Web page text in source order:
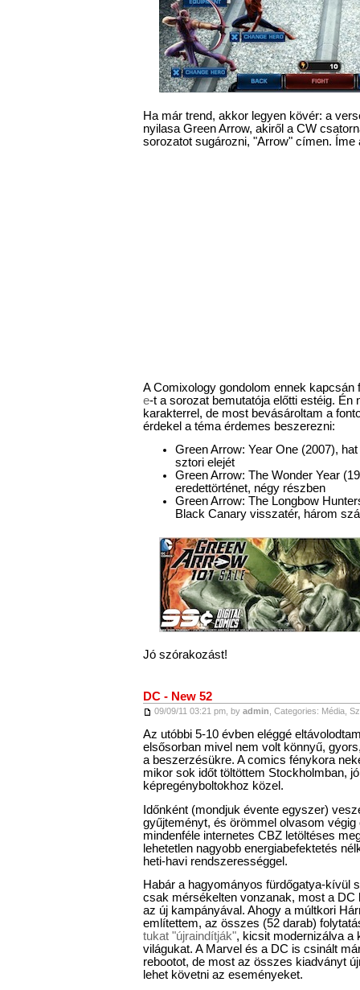
Ha már trend, akkor legyen kövér: a
nyilasa Green Arrow, akiről a CW
sorozatot sugározni, "Arrow" címen. Íme
A Comixology gondolom ennek kapcsán
e-t a sorozat bemutatója előtti estéig. Én
karakterrel, de most bevásároltam a
érdekel a téma érdemes beszerezni:
Green Arrow: Year One (2007),
sztori elejét
Green Arrow: The Wonder Year
eredettörténet, négy részben
Green Arrow: The Longbow
Black Canary visszatér, három
Jó szórakozást!
DC - New 52
09/09/11 03:21 pm, by admin , Categories: Média,
Az utóbbi 5-10 évben eléggé
elsősorban mivel nem volt könnyű,
a beszerzésükre. A comics fénykora
mikor sok időt töltöttem Stockholmban,
képregényboltokhoz közel.
Időnként (mondjuk évente egyszer)
gyűjteményt, és örömmel olvasom
mindenféle internetes CBZ letöltéses
lehetetlen nagyobb energiabefektetés
heti-havi rendszerességgel.
Habár a hagyományos fürdőgatya-kívül
csak mérsékelten vonzanak, most a DC
az új kampányával. Ahogy a múltkori
említettem, az összes (52 darab)
tukat "újraindítják", kicsit modernizálva a
világukat. A Marvel és a DC is csinált
rebootot, de most az összes kiadványt
lehet követni az eseményeket.